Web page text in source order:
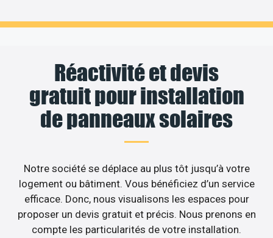
Réactivité et devis
gratuit pour installation
de panneaux solaires
Notre société se déplace au plus tôt jusqu’à votre
logement ou bâtiment. Vous bénéficiez d’un service
efficace. Donc, nous visualisons les espaces pour
proposer un devis gratuit et précis. Nous prenons en
compte les particularités de votre installation.